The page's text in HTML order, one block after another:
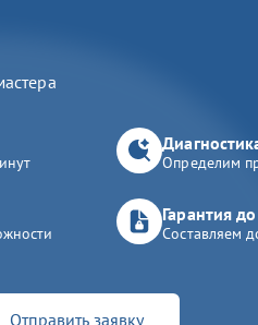
Определим
Гарантия
Составляем
Отправить заявку